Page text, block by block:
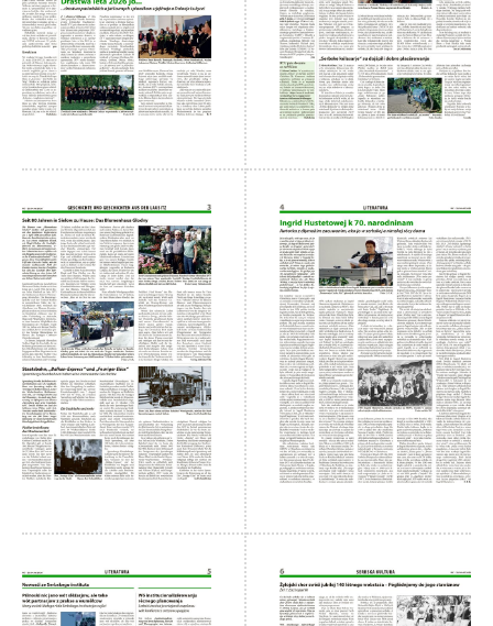
Casnik online
voller Zugang zu
Nowy Casnik online
und zum E-Paper
zusätzliche
Funktionen (Archiv,
Kommentieren,
Bewerten, als PDF
speichern)
für 14,40 € jährlich
(für Abonnenten
der gedruckten
Ausgabe nur 9 €)
Zugang
bestellen